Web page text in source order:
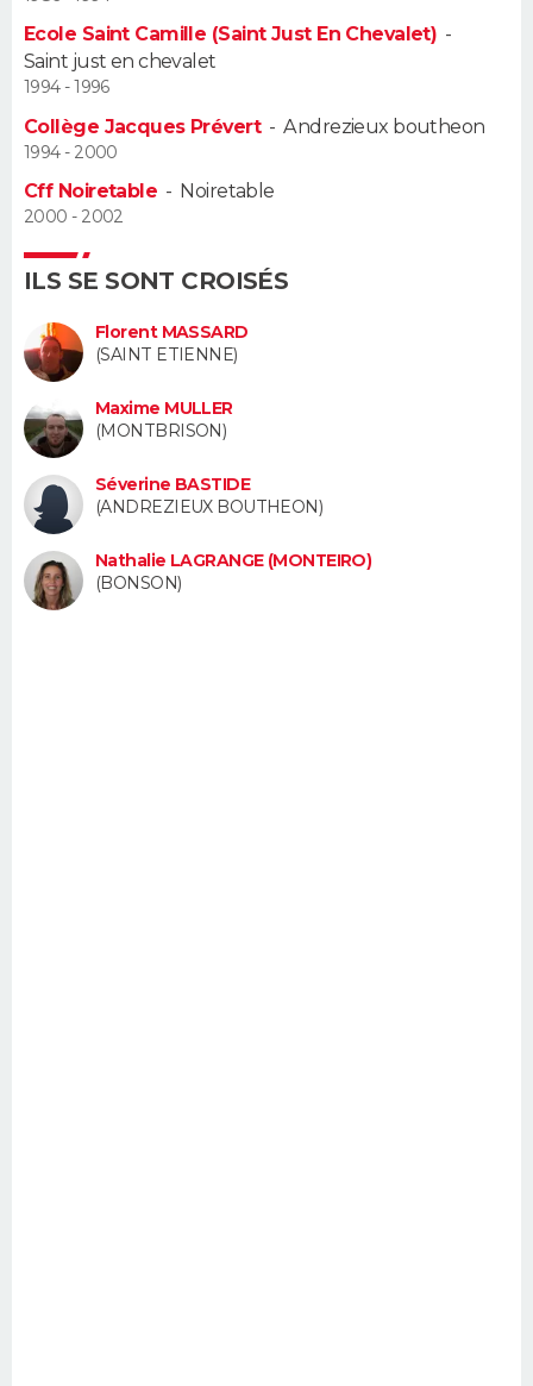
Alimentation
Guide de la santé
Maladies
Médicaments
Sommeil
VOYAGE
BONS PLANS
CARTE DE VOEUX
Carte de Noël
Carte Bonne année
Carte Saint-Valentin
Carte Pâques
Carte d'anniversaire
DICTIONNAIRE
Dictionnaire
Biographies
Citations
Expressions
Proverbes
PROGRAMME TV
COPAINS D'AVANT
S'inscrire
Se connecter
Lycées
Collèges
Primaires
Universités
Entreprises
Service militaire
Avis de recherche
AVIS DE DÉCÈS
FORUM
Bricolage
Lifestyle
Culture
Sport
Auto
Television
Voyage
Cinema
Ecole Saint Camille (Saint Just En Chevalet) -
Saint just en chevalet
1994 - 1996
Collège Jacques Prévert-Andrezieux boutheon
1994 - 2000
Cff Noiretable - Noiretable
2000 - 2002
ILS SE SONT CROISÉS
Florent MASSARD
(SAINT ETIENNE)
Maxime MULLER
(MONTBRISON)
Séverine BASTIDE
(ANDREZIEUX BOUTHEON)
Nathalie LAGRANGE (MONTEIRO)
(BONSON)